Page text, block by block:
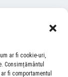
ar fi cookie-uri,
fi comportamentul